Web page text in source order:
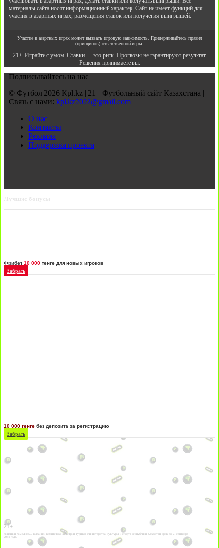
материалы сайта носят информационный характер. Сайт не имеет функций для
участия в азартных играх, размещения ставок или получения выигрышей.
Участие в азартных играх может вызвать игровую зависимость. Придерживайтесь правил
(принципов) ответственной игры.
21+. Играйте с умом. Ставки — это риск. Прогнозы не гарантируют результат.
Решения принимаете вы.
Подписывайтесь на нас
© Футбол 2026 Kpl.kz | 21+ Футбольный сайт Казахстана |
Связь с нами: kpl.kz2022@gmail.com
О нас
Контакты
Реклама
Поддержка проекта
Лучшие бонусы
Фрибет 10 000 тенге для новых игроков
Забрать
10 000 тенге без депозита за регистрацию
Забрать
21+
Лицензии №24514359, выданной комитетом индустрии туризма Министерства культуры и спорта Республики Казахстан срок до 27 сентября
2034 года.